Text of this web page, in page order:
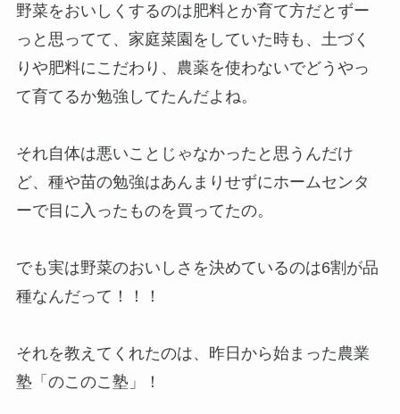
野菜をおいしくするのは肥料とか育て方だとずー
っと思ってて、家庭菜園をしていた時も、土づく
りや肥料にこだわり、農薬を使わないでどうやっ
て育てるか勉強してたんだよね。
それ自体は悪いことじゃなかったと思うんだけ
ど、種や苗の勉強はあんまりせずにホームセンタ
ーで目に入ったものを買ってたの。
でも実は野菜のおいしさを決めているのは6割が品
種なんだって！！！
それを教えてくれたのは、昨日から始まった農業
塾「のこのこ塾」！